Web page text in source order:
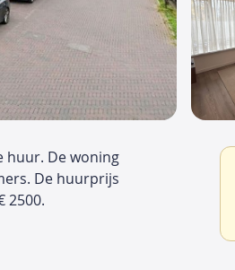
huur. De woning
De huurprijs
2500.